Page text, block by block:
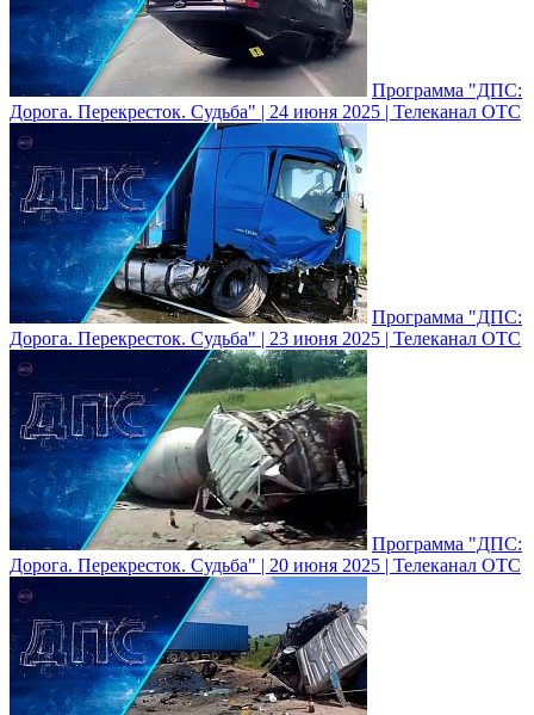
Программа "ДПС:
Дорога. Перекресток. Судьба" | 24 июня 2025 | Телеканал ОТС
Программа "ДПС:
Дорога. Перекресток. Судьба" | 23 июня 2025 | Телеканал ОТС
Программа "ДПС:
Дорога. Перекресток. Судьба" | 20 июня 2025 | Телеканал ОТС